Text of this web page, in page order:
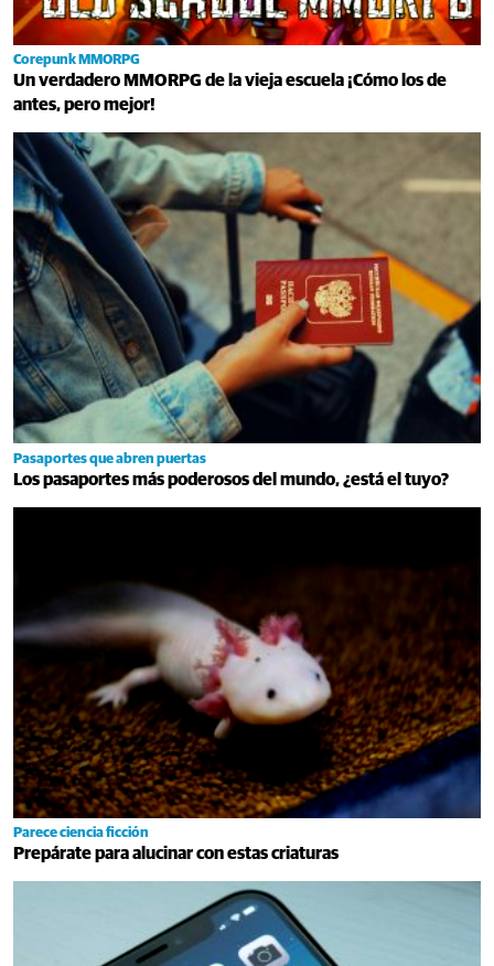
Corepunk MMORPG
Un verdadero MMORPG de la vieja escuela ¡Cómo los de
antes, pero mejor!
Pasaportes que abren puertas
Los pasaportes más poderosos del mundo, ¿está el tuyo?
Parece ciencia ficción
Prepárate para alucinar con estas criaturas